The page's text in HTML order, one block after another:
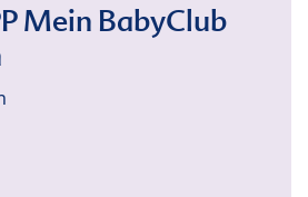
Mein BabyClub